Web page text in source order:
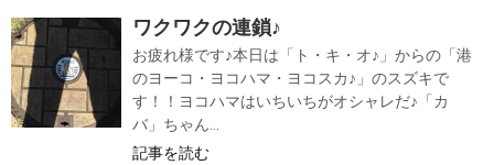
ワクワクの連鎖♪
お疲れ様です♪本日は「ト・キ・オ♪」からの「港
のヨーコ・ヨコハマ・ヨコスカ♪」のスズキで
す！！ヨコハマはいちいちがオシャレだ♪「カ
バ」ちゃん...
記事を読む